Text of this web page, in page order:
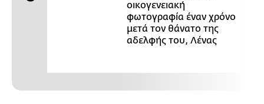
οικογενειακή
φωτογραφία έναν χρόνο
μετά τον θάνατο της
αδελφής του, Λένας